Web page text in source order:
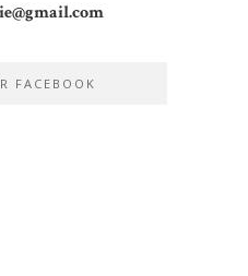
FACEBOOK